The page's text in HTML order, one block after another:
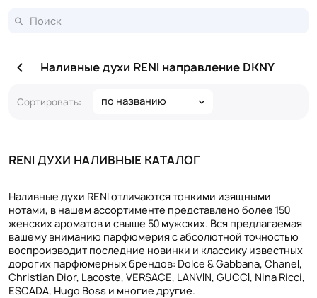
Наливные духи RENI направление DKNY
Сортировать: по названию
RENI ДУХИ НАЛИВНЫЕ КАТАЛОГ
Наливные духи RENI отличаются тонкими изящными
нотами, в нашем ассортименте представлено более 150
женских ароматов и свыше 50 мужских. Вся предлагаемая
вашему вниманию парфюмерия с абсолютной точностью
воспроизводит последние новинки и классику известных
дорогих парфюмерных брендов: Dolce & Gabbana, Chanel,
Christian Dior, Lacoste, VERSACE, LANVIN, GUCCI, Nina Ricci,
ESCADA, Hugo Boss и многие другие.